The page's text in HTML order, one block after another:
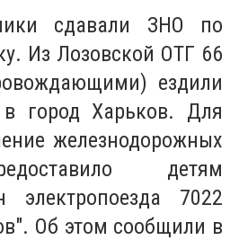
сдавали ЗНО по
Из Лозовской ОТГ 66
ездили
город Харьков. Для
железнодорожных
детям
электропоезда 7022
Об этом сообщили в